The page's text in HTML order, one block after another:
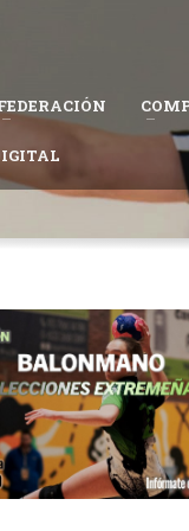
Recibirás
te pueda
en el proceso.